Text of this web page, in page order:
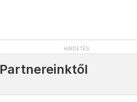
Partnereinktől